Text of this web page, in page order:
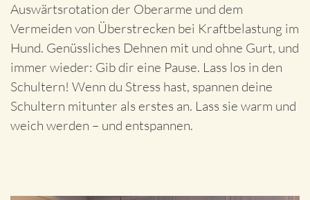
Auswärtsrotation der Oberarme und dem
Vermeiden von Überstrecken bei Kraftbelastung im
Hund. Genüssliches Dehnen mit und ohne Gurt, und
immer wieder: Gib dir eine Pause. Lass los in den
Schultern! Wenn du Stress hast, spannen deine
Schultern mitunter als erstes an. Lass sie warm und
weich werden – und entspannen.